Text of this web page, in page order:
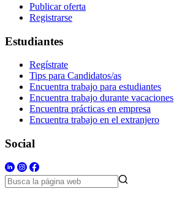
Publicar oferta
Registrarse
Estudiantes
Regístrate
Tips para Candidatos/as
Encuentra trabajo para estudiantes
Encuentra trabajo durante vacaciones
Encuentra prácticas en empresa
Encuentra trabajo en el extranjero
Social